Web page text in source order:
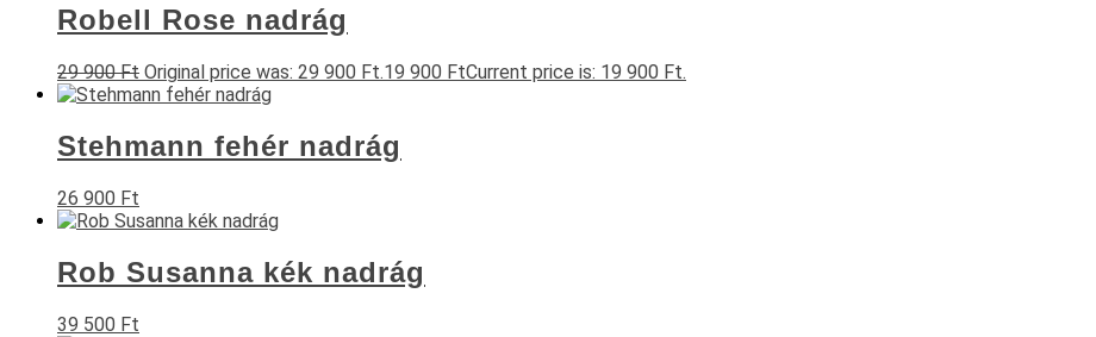
Robell Rose nadrág
29 900Ft Original price was: 29 900 Ft.19 900 FtCurrent price is: 19 900 Ft.
Stehmann fehér nadrág
26 900 Ft
Rob Susanna kék nadrág
39 500 Ft